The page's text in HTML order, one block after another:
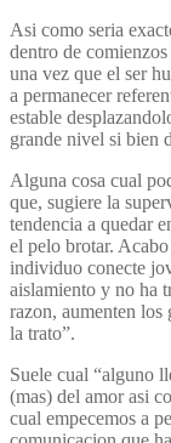
Asi­ como seri­a
dentro de
una vez que el ser
a permanecer
estable
grande nivel si bien
Alguna cosa cual
que, sugiere la
tendencia a quedar
el pelo brotar.
individuo conecte
aislamiento y no ha
razon, aumenten los
la trato”.
Suele cual “alguno
(mas) del amor asi­
cual empecemos a